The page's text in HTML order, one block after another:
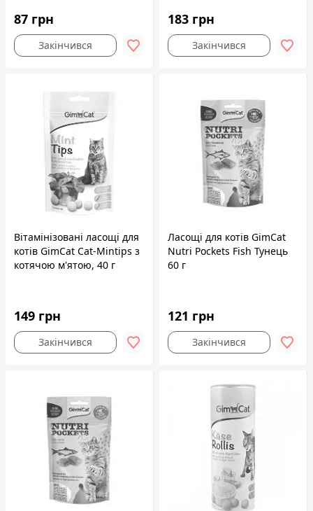
87 грн
Закінчився
183 грн
Закінчився
Вітамінізовані ласощі для
котів GimCat Cat-Mintips з
котячою м'ятою, 40 г
149 грн
Закінчився
Ласощі для котів GimCat
Nutri Pockets Fish Тунець
60 г
121 грн
Закінчився